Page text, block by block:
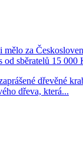
mělo za
od sběratelů 15 000
dřevěné
dřeva, která...